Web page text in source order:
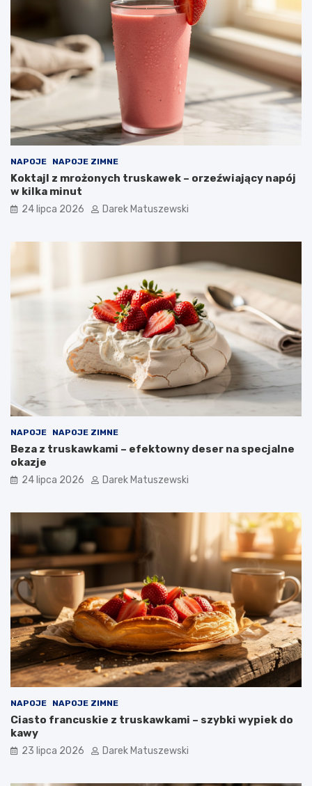
NAPOJE NAPOJE ZIMNE
Koktajl z mrożonych truskawek – orzeźwiający napój
w kilka minut
24 lipca 2026 Darek Matuszewski
NAPOJE NAPOJE ZIMNE
Beza z truskawkami – efektowny deser na specjalne
okazje
24 lipca 2026 Darek Matuszewski
NAPOJE NAPOJE ZIMNE
Ciasto francuskie z truskawkami – szybki wypiek do
kawy
23 lipca 2026 Darek Matuszewski